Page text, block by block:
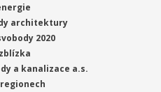
architektury
2020
a kanalizace a.s.